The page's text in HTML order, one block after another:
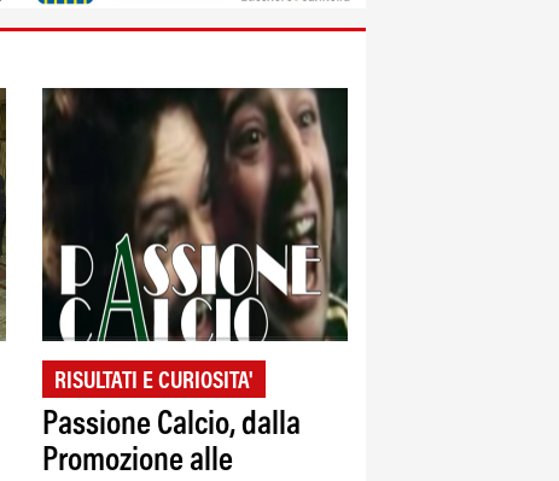
RISULTATI E CURIOSITA'
Passione Calcio, dalla
Promozione alle